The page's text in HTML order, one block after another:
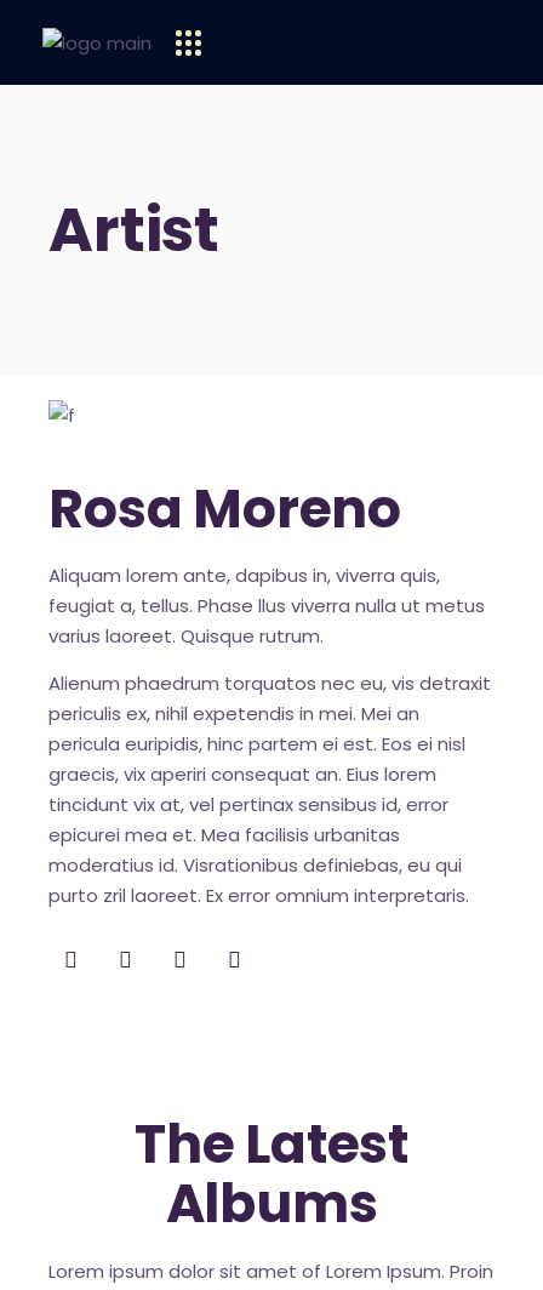
Artist
Rosa Moreno
Aliquam lorem ante, dapibus in, viverra quis,
feugiat a, tellus. Phase llus viverra nulla ut metus
varius laoreet. Quisque rutrum.
Alienum phaedrum torquatos nec eu, vis detraxit
periculis ex, nihil expetendis in mei. Mei an
pericula euripidis, hinc partem ei est. Eos ei nisl
graecis, vix aperiri consequat an. Eius lorem
tincidunt vix at, vel pertinax sensibus id, error
epicurei mea et. Mea facilisis urbanitas
moderatius id. Visrationibus definiebas, eu qui
purto zril laoreet. Ex error omnium interpretaris.
The Latest
Albums
Lorem ipsum dolor sit amet of Lorem Ipsum. Proin